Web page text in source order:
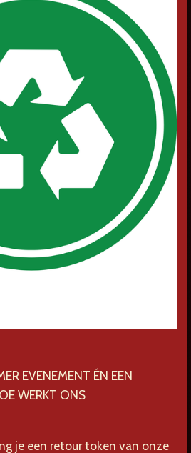
EVENEMENT ÉN EEN
WERKT ONS
je een retour token van onze